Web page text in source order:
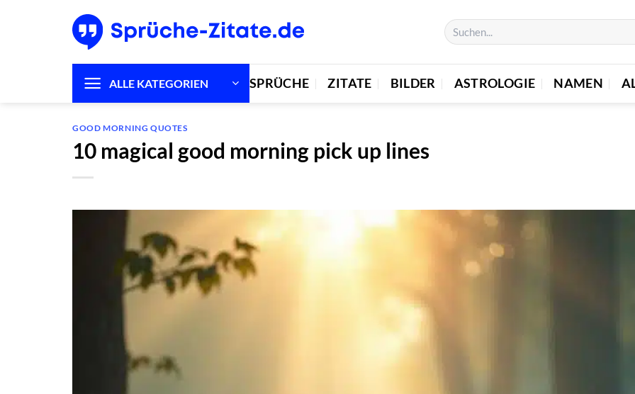
ALLE KATEGORIEN SPRÜCHE ZITATE BILDER ASTROLOGIE NAMEN
GOOD MORNING QUOTES
10 magical good morning pick up lines